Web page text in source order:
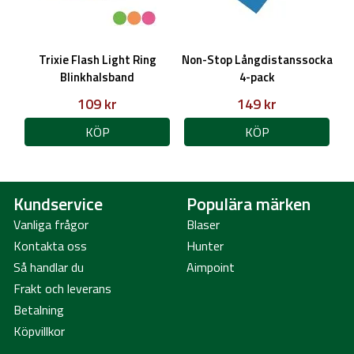
Trixie Flash Light Ring
Blinkhalsband
109 kr
KÖP
Non-Stop Långdistanssocka
4-pack
149 kr
KÖP
Kundservice
Vanliga frågor
Kontakta oss
Så handlar du
Frakt och leverans
Betalning
Köpvillkor
Populära märken
Blaser
Hunter
Aimpoint